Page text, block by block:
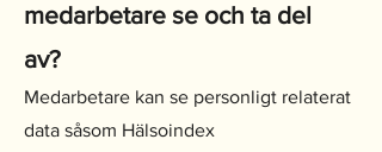
medarbetare se och ta del
av?
Medarbetare kan se personligt relaterat
data såsom Hälsoindex